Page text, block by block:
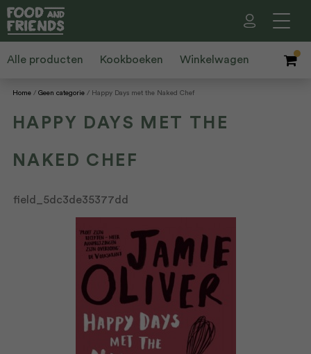
Alle producten Kookboeken Winkelwagen
Home Geen categorie Happy Days met the Naked Chef
HAPPY DAYS MET THE
NAKED CHEF
field_5dc3de35377dd